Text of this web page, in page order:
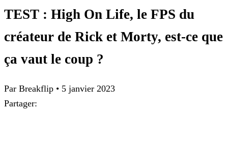
TEST : High On Life, le FPS du
créateur de Rick et Morty, est-ce que
ça vaut le coup ?
Par Breakflip • 5 janvier 2023
Partager: